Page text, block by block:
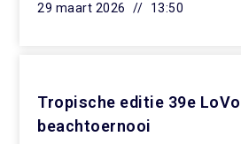
29 maart 2026 13:50
Tropische editie 39e
beachtoernooi